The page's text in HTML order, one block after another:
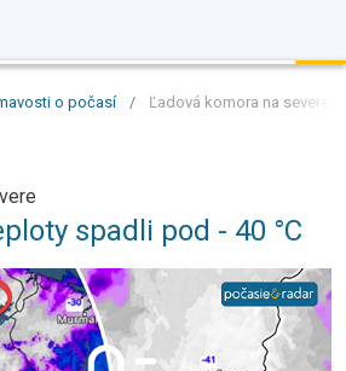
o počasí / Ľadová komora na severe:
spadli pod - 40 °C